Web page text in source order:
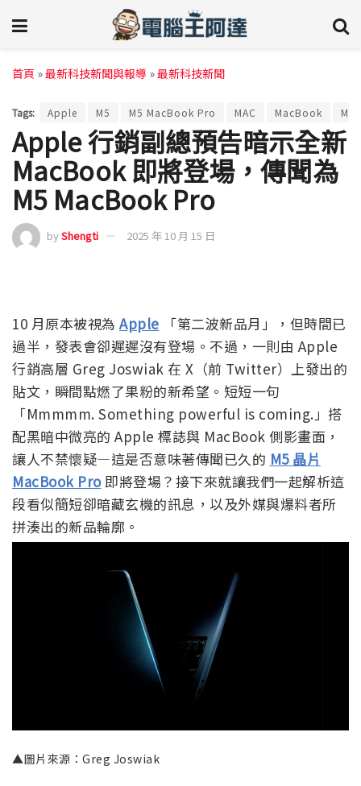
首頁 »最新科技新聞與報導 »最新科技新聞
Tags: Apple M5 M5 MacBook Pro MAC MacBook
Apple 行銷副總預告暗示全新
MacBook 即將登場，傳聞為
M5 MacBook Pro
byShengti 2025 年 10 月 15 日
10 月原本被視為Apple 「第二波新品月」，但時間已
過半，發表會卻遲遲沒有登場。不過，一則由 Apple
行銷高層 Greg Joswiak 在 X（前 Twitter）上發出的
貼文，瞬間點燃了果粉的新希望。短短一句
「Mmmmm. Something powerful is coming.」搭
配黑暗中微亮的 Apple 標誌與 MacBook 側影畫面，
讓人不禁懷疑—這是否意味著傳聞已久的 M5 晶片
MacBook Pro即將登場？接下來就讓我們一起解析這
段看似簡短卻暗藏玄機的訊息，以及外媒與爆料者所
拼湊出的新品輪廓。
▲圖片來源：Greg Joswiak